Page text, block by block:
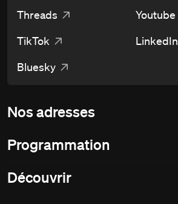
Threads
Youtube
TikTok
LinkedIn
Bluesky
Nos adresses
Programmation
Découvrir